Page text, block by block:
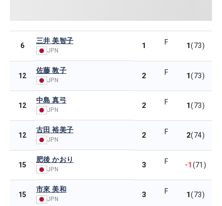
6
三井 美智子
JPN
1 F 1(73)
12
佐藤 敦子
JPN 2 F 1(73)
12
中島 真弓
JPN 2 F 1(73)
12
古田 裕美子
JPN 2 F 2(74)
15
肥後 かおり
JPN 3 F -1(71)
15
市來 美和
JPN 3 F 1(73)